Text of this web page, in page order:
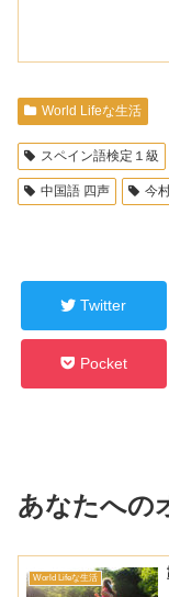
World Lifeな生活
スペイン語検定１級
中国語 四声 今
Twitter
Pocket
あなたへの
World Lifeな生活